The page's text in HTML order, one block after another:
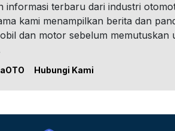
informasi terbaru dari industri
kami menampilkan berita dan
dan motor sebelum memutuskan
Hubungi Kami